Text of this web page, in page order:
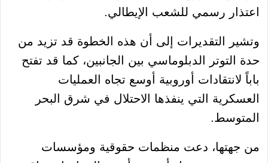
اعتذار رسمي للشعب الإيطالي.
وتشير التقديرات إلى أن هذه الخطوة قد تزيد من
حدة التوتر الدبلوماسي بين الجانبين، كما قد تفتح
باباً لانتقادات أوروبية أوسع تجاه العمليات
العسكرية التي ينفذها الاحتلال في شرق البحر
المتوسط.
من جهتها، دعت منظمات حقوقية ومؤسسات